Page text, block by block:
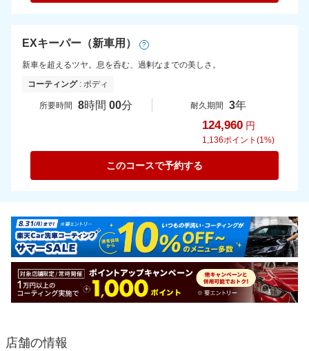
EXキーパー（新車用） ?
新車を超えるツヤ。息を呑む、過剰なまでの美しさ。
コーティング: ボディ
所要時間 8時間 00分 耐久期間 3年
124,960 円
1,136ポイント(1%)
このコースで予約する
店舗の情報